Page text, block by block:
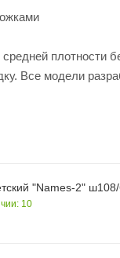
плотности
Все модели
"Names-2"
10